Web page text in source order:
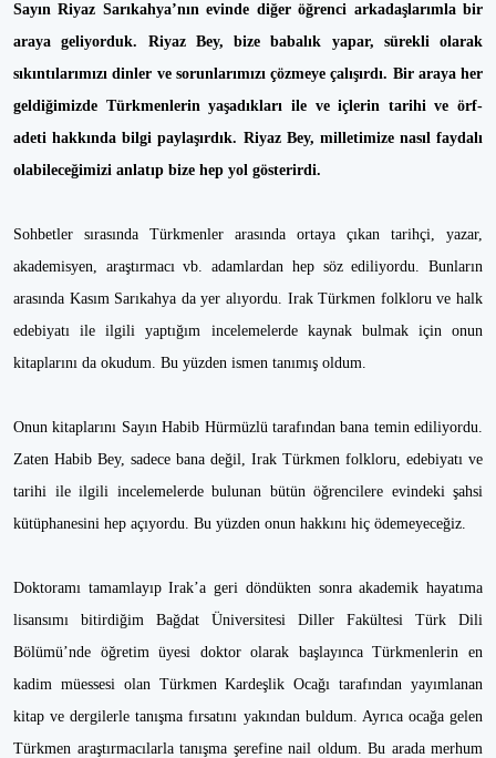
Sayın Riyaz Sarıkahya’nın evinde diğer öğrenci arkadaşlarımla bir
araya geliyorduk. Riyaz Bey, bize babalık yapar, sürekli olarak
sıkıntılarımızı dinler ve sorunlarımızı çözmeye çalışırdı. Bir araya her
geldiğimizde Türkmenlerin yaşadıkları ile ve içlerin tarihi ve örf-
adeti hakkında bilgi paylaşırdık. Riyaz Bey, milletimize nasıl faydalı
olabileceğimizi anlatıp bize hep yol gösterirdi.
Sohbetler sırasında Türkmenler arasında ortaya çıkan tarihçi, yazar,
akademisyen, araştırmacı vb. adamlardan hep söz ediliyordu. Bunların
arasında Kasım Sarıkahya da yer alıyordu. Irak Türkmen folkloru ve halk
edebiyatı ile ilgili yaptığım incelemelerde kaynak bulmak için onun
kitaplarını da okudum. Bu yüzden ismen tanımış oldum.
Onun kitaplarını Sayın Habib Hürmüzlü tarafından bana temin ediliyordu.
Zaten Habib Bey, sadece bana değil, Irak Türkmen folkloru, edebiyatı ve
tarihi ile ilgili incelemelerde bulunan bütün öğrencilere evindeki şahsi
kütüphanesini hep açıyordu. Bu yüzden onun hakkını hiç ödemeyeceğiz.
Doktoramı tamamlayıp Irak’a geri döndükten sonra akademik hayatıma
lisansımı bitirdiğim Bağdat Üniversitesi Diller Fakültesi Türk Dili
Bölümü’nde öğretim üyesi doktor olarak başlayınca Türkmenlerin en
kadim müessesi olan Türkmen Kardeşlik Ocağı tarafından yayımlanan
kitap ve dergilerle tanışma fırsatını yakından buldum. Ayrıca ocağa gelen
Türkmen araştırmacılarla tanışma şerefine nail oldum. Bu arada merhum